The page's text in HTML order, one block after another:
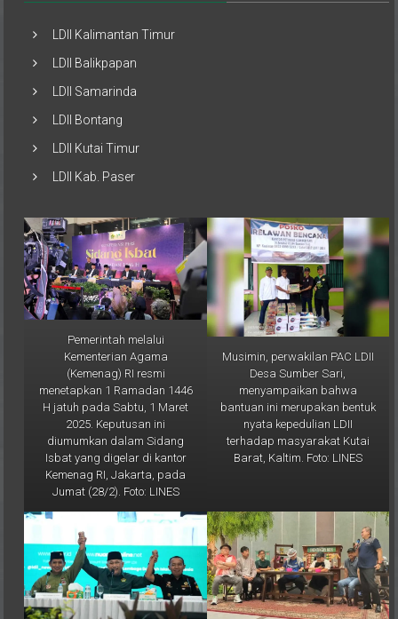
LDII Samarinda
LDII Kutai Timur
Pemerintah melalui
Kementerian Agama
(Kemenag) RI resmi
menetapkan 1 Ramadan 1446
H jatuh pada Sabtu, 1 Maret
2025. Keputusan ini
diumumkan dalam Sidang
Isbat yang digelar di kantor
Kemenag RI, Jakarta, pada
Jumat (28/2). Foto: LINES
Musimin, perwakilan PAC LDII
Desa Sumber Sari,
menyampaikan bahwa
bantuan ini merupakan bentuk
nyata kepedulian LDII
terhadap masyarakat Kutai
Barat, Kaltim. Foto: LINES